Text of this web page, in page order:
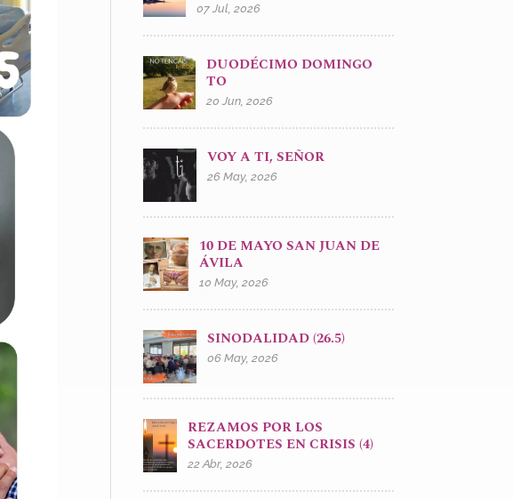
07 Jul, 2026
DUODÉCIMO DOMINGO
TO
20 Jun, 2026
VOY A TI, SEÑOR
26 May, 2026
10 DE MAYO SAN JUAN DE
ÁVILA
10 May, 2026
SINODALIDAD (26.5)
06 May, 2026
REZAMOS POR LOS
SACERDOTES EN CRISIS (4)
22 Abr, 2026